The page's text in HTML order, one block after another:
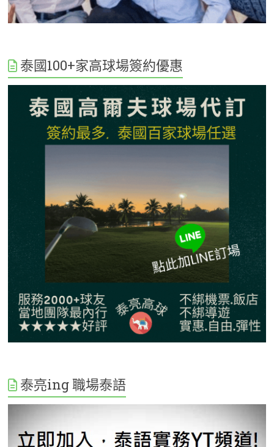
泰國100+家高球場簽約優惠
泰亮ing 職場泰語